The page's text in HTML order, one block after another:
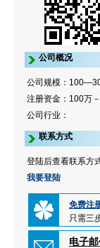
公司概况
公司规模：
注册资金：100万
公司行业：
联系方式
登陆后查看联系方
我要登陆
免费注
只需三
电子